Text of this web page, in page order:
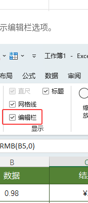
编辑栏选项。